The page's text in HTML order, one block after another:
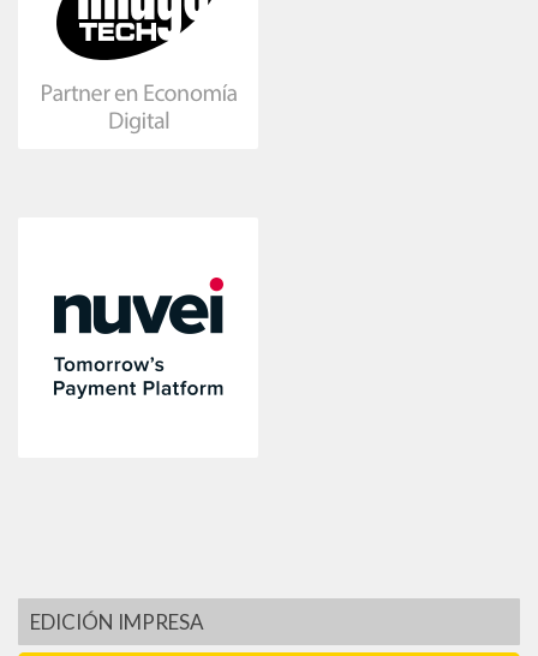
EDICIÓN IMPRESA